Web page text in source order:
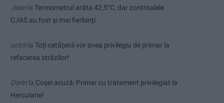
Jean la Termometrul arăta 42,5°C, dar controalele
CJAS au fost și mai fierbinți
uctmla Toți cetățenii vor avea privilegiu de primar la
refacerea străzilor!
Dorin la Coșei acuză: Primar cu tratament privilegiat la
Herculane!